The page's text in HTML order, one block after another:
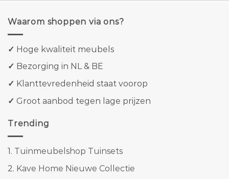
Waarom shoppen via ons?
✓ Hoge kwaliteit meubels
✓ Bezorging in NL & BE
✓ Klanttevredenheid staat voorop
✓ Groot aanbod tegen lage prijzen
Trending
1. Tuinmeubelshop Tuinsets
2. Kave Home Nieuwe Collectie